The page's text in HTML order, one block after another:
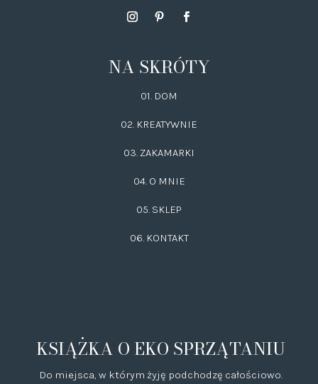
NA SKRÓTY
01. DOM
02. KREATYWNIE
03. ZAKAMARKI
04. O MNIE
05. SKLEP
06. KONTAKT
KSIĄŻKA O EKO SPRZĄTANIU
Do miejsca, w którym żyję podchodzę całościowo.